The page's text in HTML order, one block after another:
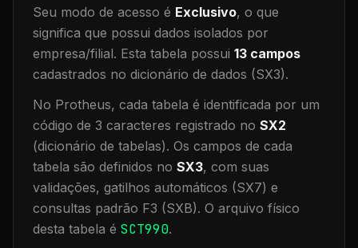
Seu modo de acesso é Exclusivo, o que
significa que possui dados isolados por
empresa/filial. Esta tabela possui 13 campos
cadastrados no dicionário de dados (SX3).
No Protheus, cada tabela é identificada por um
código de 3 caracteres registrado no SX2
(dicionário de tabelas). Os campos de cada
tabela são definidos no SX3, com suas
validações, gatilhos automáticos (SX7) e
consultas padrão F3 (SXB). O arquivo físico
desta tabela é SCT990.